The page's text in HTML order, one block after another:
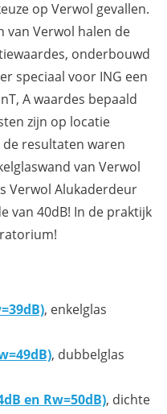
op Verwol gevallen.
van Verwol halen de
onderbouwd
speciaal voor ING een
A waardes bepaald
zijn op locatie
de resultaten waren
van Verwol
Verwol Alukaderdeur
van 40dB! In de praktijk
, enkelglas
, dubbelglas
en Rw=50dB), dichte